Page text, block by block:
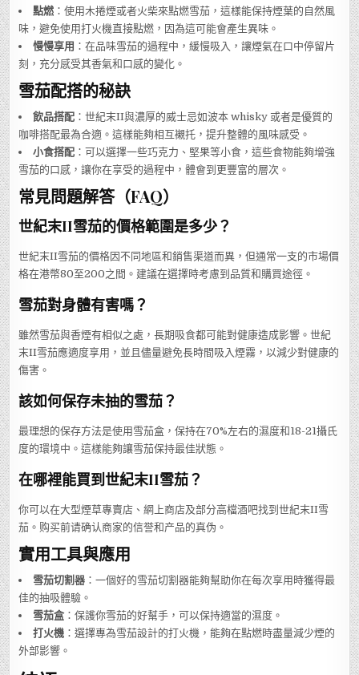
點燃 ：使用木捲煙或者火柴來點燃雪茄，這樣能保持煙葉的自然風
味，避免使用打火機直接點燃，因為這可能會產生異味。
慢慢享用 ：在品味雪茄的過程中，緩慢吸入，讓煙氣在口中停留片
刻，充分感受其香氣和口感的變化。
雪茄配搭的秘訣
飲品搭配 ：世紀末II與濃厚的威士忌如波本 whisky 或者是優質的
咖啡搭配最為合適。這樣能夠相互襯托，提升整體的風味感受。
小食搭配 ：可以選擇一些巧克力、堅果等小食，這些食物能夠增強
雪茄的口感，讓你在享受的過程中，體會到更豐富的層次。
常見問題解答（FAQ）
世紀末II雪茄的價格範圍是多少？
世紀末II雪茄的價格因不同地區和銷售渠道而異，但通常一支的市場價
格在港幣80至200之間。建議在選擇時考慮到品質和購買途徑。
雪茄對身體有害嗎？
雖然雪茄與香煙有相似之處，長期吸食都可能對健康造成影響。世紀
末II雪茄應適度享用，並且儘量避免長時間吸入煙霧，以減少對健康的
傷害。
該如何保存未抽的雪茄？
最理想的保存方法是使用雪茄盒，保持在70%左右的濕度和18-21攝氏
度的環境中。這樣能夠讓雪茄保持最佳狀態。
在哪裡能買到世紀末II雪茄？
你可以在大型煙草專賣店、網上商店及部分高檔酒吧找到世紀末II雪
茄。购买前请确认商家的信誉和产品的真伪。
實用工具與應用
雪茄切割器 ：一個好的雪茄切割器能夠幫助你在每次享用時獲得最
佳的抽吸體驗。
雪茄盒 ：保護你雪茄的好幫手，可以保持適當的濕度。
打火機 ：選擇專為雪茄設計的打火機，能夠在點燃時盡量減少煙的
外部影響。